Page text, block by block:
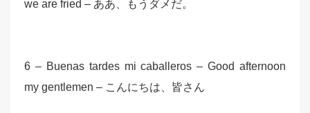
we are fried – ああ、もうダメだ。
6 – Buenas tardes mi caballeros – Good afternoon
my gentlemen – こんにちは、皆さん